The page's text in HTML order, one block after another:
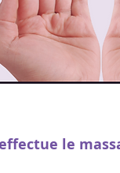
le